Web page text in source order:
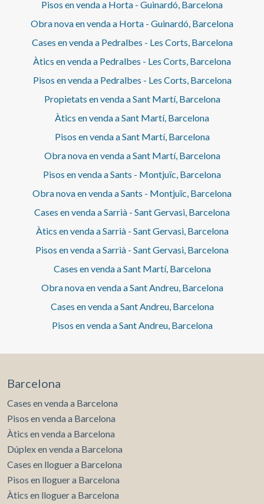
Pisos en venda a Horta - Guinardó, Barcelona
Obra nova en venda a Horta - Guinardó, Barcelona
Cases en venda a Pedralbes - Les Corts, Barcelona
Àtics en venda a Pedralbes - Les Corts, Barcelona
Pisos en venda a Pedralbes - Les Corts, Barcelona
Propietats en venda a Sant Martí, Barcelona
Àtics en venda a Sant Martí, Barcelona
Pisos en venda a Sant Martí, Barcelona
Obra nova en venda a Sant Martí, Barcelona
Pisos en venda a Sants - Montjuïc, Barcelona
Obra nova en venda a Sants - Montjuïc, Barcelona
Cases en venda a Sarrià - Sant Gervasi, Barcelona
Àtics en venda a Sarrià - Sant Gervasi, Barcelona
Pisos en venda a Sarrià - Sant Gervasi, Barcelona
Cases en venda a Sant Martí, Barcelona
Obra nova en venda a Sant Andreu, Barcelona
Cases en venda a Sant Andreu, Barcelona
Pisos en venda a Sant Andreu, Barcelona
Barcelona
Cases en venda a Barcelona
Pisos en venda a Barcelona
Àtics en venda a Barcelona
Dúplex en venda a Barcelona
Cases en lloguer a Barcelona
Pisos en lloguer a Barcelona
Àtics en lloguer a Barcelona